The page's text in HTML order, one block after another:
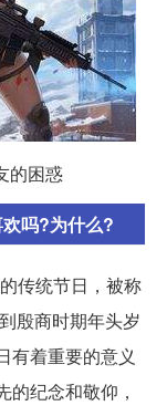
的困惑
吗?为什么?
传统节日，被称
殷商时期年头岁
有着重要的意义
纪念和敬仰，